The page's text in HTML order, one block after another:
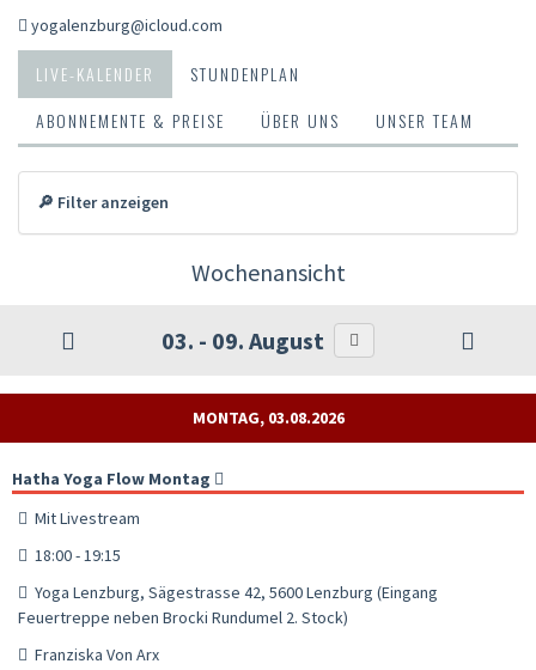
yogalenzburg@icloud.com
LIVE-KALENDER
STUNDENPLAN
ABONNEMENTE & PREISE
ÜBER UNS UNSER TEAM
🔎 Filter anzeigen
Wochenansicht
03. - 09. August
MONTAG, 03.08.2026
Hatha Yoga Flow Montag
Mit Livestream
18:00 - 19:15
Yoga Lenzburg, Sägestrasse 42, 5600 Lenzburg (Eingang
Feuertreppe neben Brocki Rundumel 2. Stock)
Franziska Von Arx